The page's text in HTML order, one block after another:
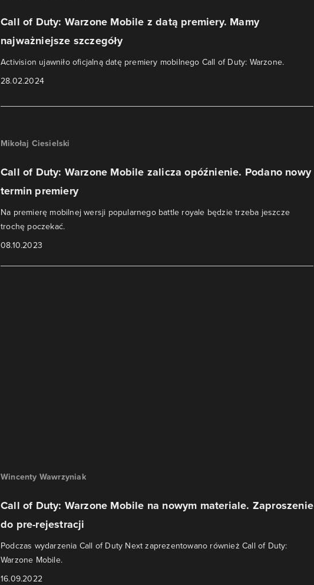
Call of Duty: Warzone Mobile z datą premiery. Mamy
najważniejsze szczegóły
Activision ujawniło oficjalną datę premiery mobilnego Call of Duty: Warzone.
28.02.2024
Mikołaj Ciesielski
Call of Duty: Warzone Mobile zalicza opóźnienie. Podano nowy
termin premiery
Na premierę mobilnej wersji popularnego battle royale będzie trzeba jeszcze
trochę poczekać.
08.10.2023
Wincenty Wawrzyniak
Call of Duty: Warzone Mobile na nowym materiale. Zaproszenie
do pre-rejestracji
Podczas wydarzenia Call of Duty Next zaprezentowano również Call of Duty:
Warzone Mobile.
16.09.2022